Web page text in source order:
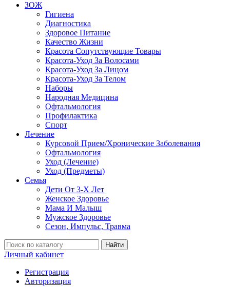
ЗОЖ
Гигиена
Диагностика
Здоровое Питание
Качество Жизни
Красота Сопутствующие Товары
Красота-Уход За Волосами
Красота-Уход За Лицом
Красота-Уход За Телом
Наборы
Народная Медицина
Офтальмология
Профилактика
Спорт
Лечение
Курсовой Прием/Хронические Заболевания
Офтальмология
Уход (Лечение)
Уход (Предметы)
Семья
Дети От 3-Х Лет
Женское Здоровье
Мама И Малыш
Мужское Здоровье
Сезон, Импульс, Травма
Найти
Личный кабинет
Регистрация
Авторизация